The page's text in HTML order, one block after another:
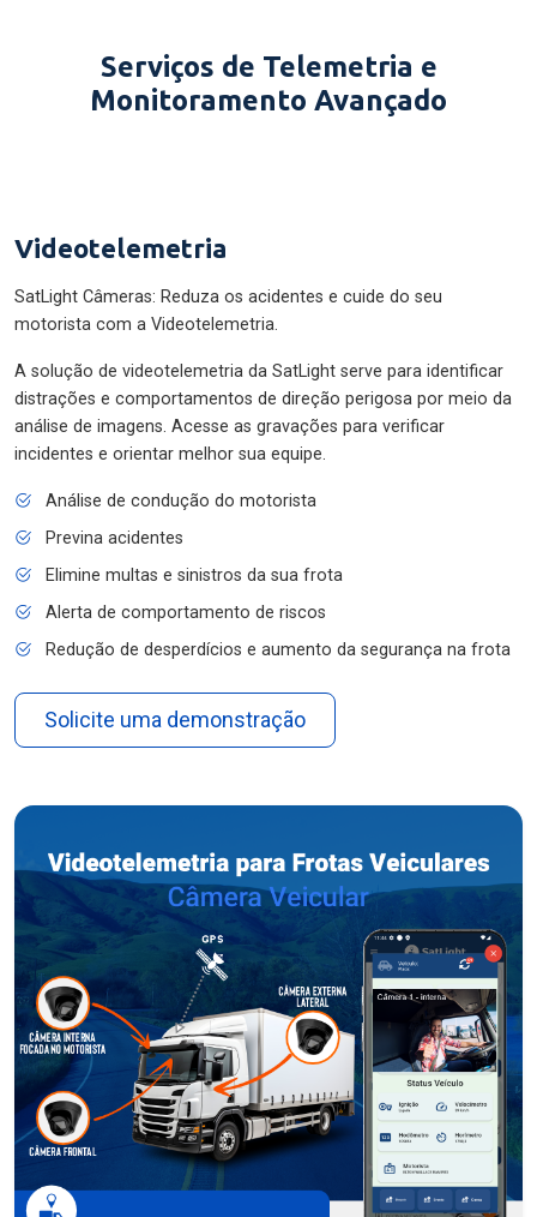
Serviços de Telemetria e
Monitoramento Avançado
Videotelemetria
SatLight Câmeras: Reduza os acidentes e cuide do seu
motorista com a Videotelemetria.
A solução de videotelemetria da SatLight serve para identificar
distrações e comportamentos de direção perigosa por meio da
análise de imagens. Acesse as gravações para verificar
incidentes e orientar melhor sua equipe.
Análise de condução do motorista
Previna acidentes
Elimine multas e sinistros da sua frota
Alerta de comportamento de riscos
Redução de desperdícios e aumento da segurança na frota
Solicite uma demonstração